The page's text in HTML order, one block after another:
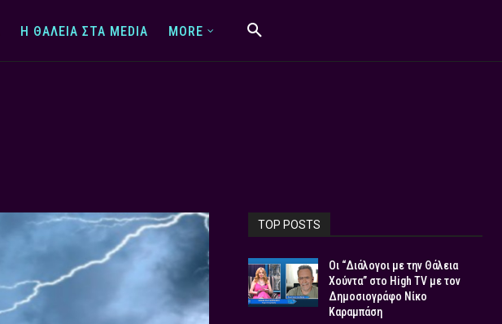
Η ΘΆΛΕΙΑ ΣΤΑ MEDIA MORE
TOP POSTS
Οι “Διάλογοι με την Θάλεια
Χούντα” στο High TV με τον
Δημοσιογράφο Νίκο
Καραμπάση